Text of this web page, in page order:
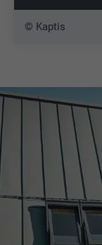
© Kaptis